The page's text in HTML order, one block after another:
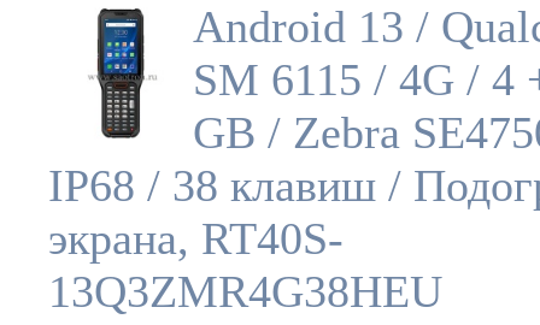
Android 13 /
SM 6115 / 4G / 4
GB / Zebra
IP68 / 38 клавиш /
экрана, RT40S-
13Q3ZMR4G38HEU